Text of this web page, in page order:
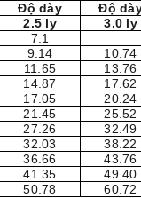
Độ dày
Độ
2.5 ly
3.0 ly
7.1
9.14
10.74
11.65
13.76
14.87
17.62
17.05
20.24
21.45
25.52
27.26
32.49
32.03
38.22
36.66
43.76
41.35
49.40
50.78
60.72